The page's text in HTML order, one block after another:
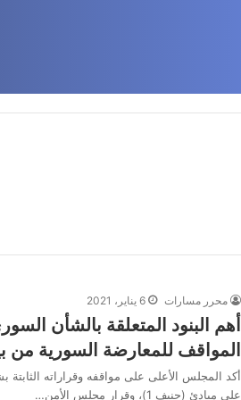
محرر مسارات 6 يناير، 2021
أهم البنود المتعلقة بالشأن
المواقف للمعارضة السورية من
أكد المجلس الأعلى على مواقفه وقراراته الثابتة
على مبادئ (جنيف 1)، وقرار مجلس الأمن…